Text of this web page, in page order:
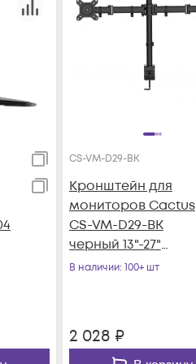
CS-VM-D29-BK
Кронштейн для
мониторов Cactus
CS-VM-D29-BK
черный 13"-27"
макс.10кг
В наличии: 100+ шт
2 028 ₽